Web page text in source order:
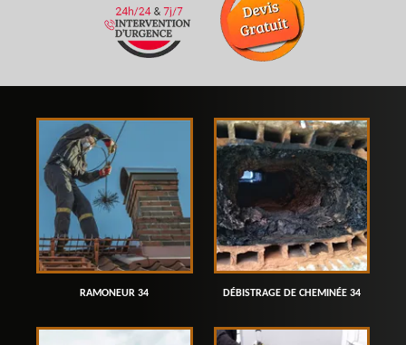
RAMONEUR 34 DÉBISTRAGE DE CHEMINÉE 34